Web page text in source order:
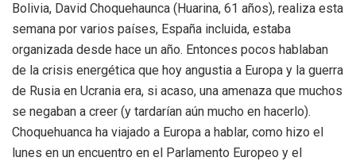
Bolivia, David Choquehaunca (Huarina, 61 años), realiza esta
semana por varios países, España incluida, estaba
organizada desde hace un año. Entonces pocos hablaban
de la crisis energética que hoy angustia a Europa y la guerra
de Rusia en Ucrania era, si acaso, una amenaza que muchos
se negaban a creer (y tardarían aún mucho en hacerlo).
Choquehuanca ha viajado a Europa a hablar, como hizo el
lunes en un encuentro en el Parlamento Europeo y el